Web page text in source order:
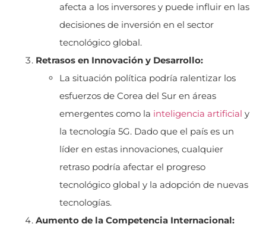
afecta a los inversores y puede influir en las
decisiones de inversión en el sector
tecnológico global.
Retrasos en Innovación y Desarrollo:
La situación política podría ralentizar los
esfuerzos de Corea del Sur en áreas
emergentes como la inteligencia artificial y
la tecnología 5G. Dado que el país es un
líder en estas innovaciones, cualquier
retraso podría afectar el progreso
tecnológico global y la adopción de nuevas
tecnologías.
Aumento de la Competencia Internacional: